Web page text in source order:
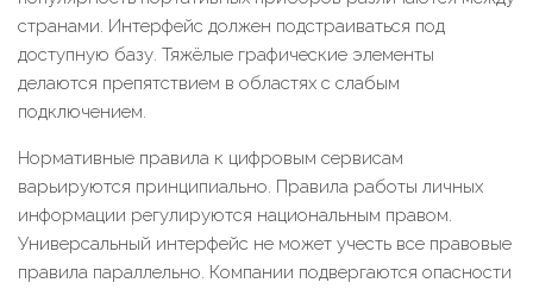
странами. Интерфейс должен подстраиваться под
доступную базу. Тяжёлые графические элементы
делаются препятствием в областях с слабым
подключением.
Нормативные правила к цифровым сервисам
варьируются принципиально. Правила работы личных
информации регулируются национальным правом.
Универсальный интерфейс не может учесть все правовые
правила параллельно. Компании подвергаются опасности